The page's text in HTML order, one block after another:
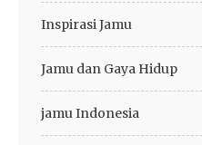
Inspirasi Jamu
Jamu dan Gaya Hidup
jamu Indonesia